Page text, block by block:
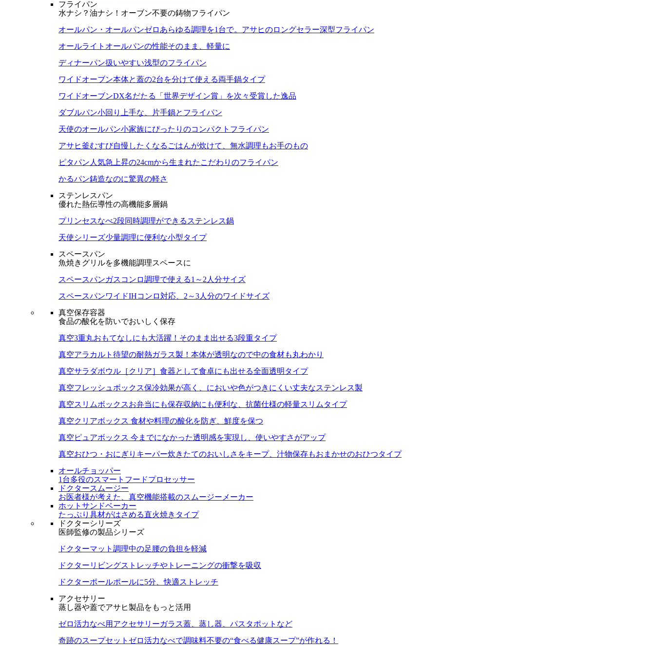
フライパン
水ナシ？油ナシ！オーブン不要の鋳物フライパン
オールパン・オールパンゼロ あらゆる調理を1台で。アサヒのロングセラー深型フライパン
オールライト オールパンの性能そのまま、軽量に
ディナーパン扱いやすい浅型のフライパン
ワイドオーブン本体と蓋の2台を分けて使える両手鍋タイプ
ワイドオーブンDX名だたる「世界デザイン賞」を次々受賞した逸品
ダブルパン小回り上手な、片手鍋とフライパン
天使のオールパン小家族にぴったりのコンパクトフライパン
アサヒ釜むすび自慢したくなるごはんが炊けて、無水調理もお手のもの
ピタパン 人気急上昇の24cmから生まれたこだわりのフライパン
かるパン鋳造なのに驚異の軽さ
ステンレスパン
優れた熱伝導性の高機能多層鍋
プリンセスなべ2段同時調理ができるステンレス鍋
天使シリーズ少量調理に便利な小型タイプ
スペースパン
魚焼きグリルを多機能調理スペースに
スペースパンガスコンロ調理で使える1～2人分サイズ
スペースパンワイドIHコンロ対応、2～3人分のワイドサイズ
真空保存容器
食品の酸化を防いでおいしく保存
真空3重丸おもてなしにも大活躍！そのまま出せる3段重タイプ
真空アラカルト 待望の耐熱ガラス製！本体が透明なので中の食材も丸わかり
真空サラダボウル［クリア］ 食器として食卓にも出せる全面透明タイプ
真空フレッシュボックス保冷効果が高く、においや色がつきにくい丈夫なステンレス製
真空スリムボックスお弁当にも保存収納にも便利な、抗菌仕様の軽量スリムタイプ
真空クリアボックス 食材や料理の酸化を防ぎ、鮮度を保つ
真空ピュアボックス 今までになかった透明感を実現し、使いやすさがアップ
真空おひつ・おにぎりキーパー炊きたてのおいしさをキープ、汁物保存もおまかせのおひつタイプ
オールチョッパー
1台多役のスマートフードプロセッサー
ドクタースムージー
お医者様が考えた、真空機能搭載のスムージーメーカー
ホットサンドベーカー
たっぷり具材がはさめる直火焼きタイプ
ドクターシリーズ
医師監修の製品シリーズ
ドクターマット 調理中の足腰の負担を軽減
ドクターリビングストレッチやトレーニングの衝撃を吸収
ドクターポールポールに5分、快適ストレッチ
アクセサリー
蒸し器や蓋でアサヒ製品をもっと活用
ゼロ活力なべ用アクセサリーガラス蓋、蒸し器、パスタポットなど
奇跡のスープセット ゼロ活力なべで調味料不要の“食べる健康スープ”が作れる！